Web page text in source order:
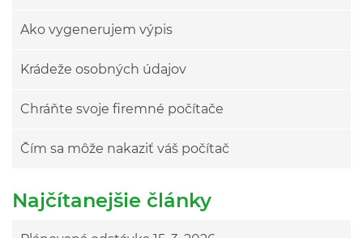
Ako vygenerujem výpis
Krádeže osobných údajov
Chráňte svoje firemné počítače
Čím sa môže nakaziť váš počítač
Najčítanejšie články